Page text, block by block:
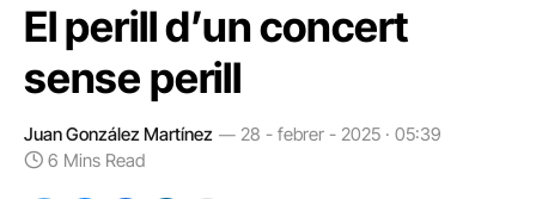
El perill d’un concert
sense perill
Juan González Martínez
28 - febrer - 2025 · 05:39
6 Mins Read